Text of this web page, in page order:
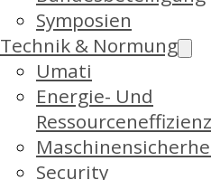
Symposien
Technik & Normung
Umati
Energie- Und
Ressourceneffizienz
Security